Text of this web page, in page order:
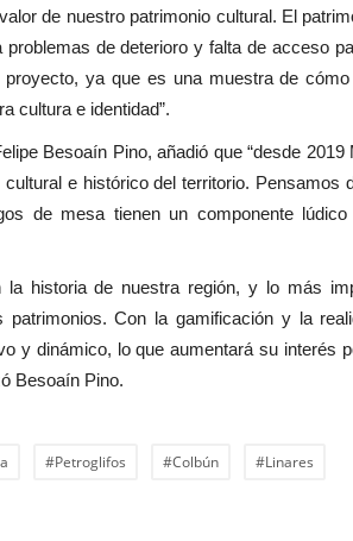
de nuestro patrimonio cultural. El
de deterioro y falta de acceso
ya que es una muestra de
cultura e identidad”.
Besoaín Pino, añadió que “desde 2019
e histórico del territorio. Pensamos
de mesa tienen un componente
historia de nuestra región, y lo más
Con la gamificación y la
y dinámico, lo que aumentará su interés
Besoaín Pino.
#Petroglifos #Colbún #Linares